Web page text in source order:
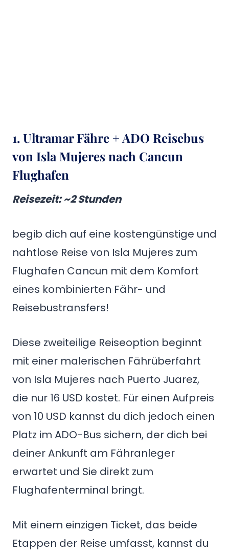
1. Ultramar Fähre + ADO Reisebus
von Isla Mujeres nach Cancun
Flughafen
Reisezeit: ~2 Stunden
begib dich auf eine kostengünstige und
nahtlose Reise von Isla Mujeres zum
Flughafen Cancun mit dem Komfort
eines kombinierten Fähr- und
Reisebustransfers!
Diese zweiteilige Reiseoption beginnt
mit einer malerischen Fährüberfahrt
von Isla Mujeres nach Puerto Juarez,
die nur 16 USD kostet. Für einen Aufpreis
von 10 USD kannst du dich jedoch einen
Platz im ADO-Bus sichern, der dich bei
deiner Ankunft am Fähranleger
erwartet und Sie direkt zum
Flughafenterminal bringt.
Mit einem einzigen Ticket, das beide
Etappen der Reise umfasst, kannst du